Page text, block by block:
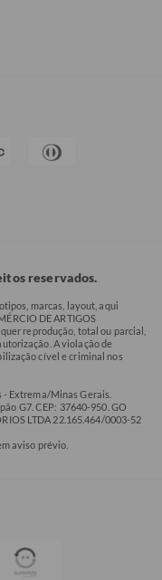
reservados.
marcas, layout, aqui
DE ARTIGOS
reprodução, total ou parcial,
A violação de
cível e criminal nos
- Extrema/Minas Gerais.
G7. CEP: 37640-950. GO
LTDA 22.165.464/0003-52
aviso prévio.